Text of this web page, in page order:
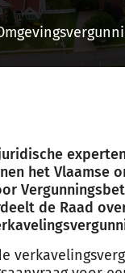
het Vlaamse
de Raad